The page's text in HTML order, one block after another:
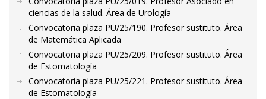
ciencias de la salud. Área de Urología
Convocatoria plaza PU/25/190. Profesor sustituto. Área
de Matemática Aplicada
Convocatoria plaza PU/25/209. Profesor sustituto. Área
de Estomatología
Convocatoria plaza PU/25/221. Profesor sustituto. Área
de Estomatología